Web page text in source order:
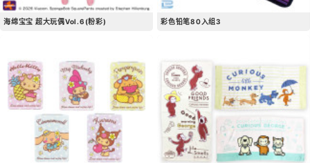
海绵宝宝 超大玩偶Vol.6(粉彩) 彩色铅笔80入组3